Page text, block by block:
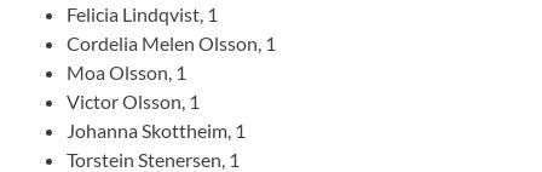
Felicia Lindqvist, 1
Cordelia Melen Olsson, 1
Moa Olsson, 1
Victor Olsson, 1
Johanna Skottheim, 1
Torstein Stenersen, 1